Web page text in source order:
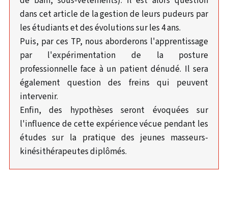
dans cet article de la gestion de leurs pudeurs par
les étudiants et des évolutions sur les 4 ans.
Puis, par ces TP, nous aborderons l'apprentissage
par l'expérimentation de la posture
professionnelle face à un patient dénudé. Il sera
également question des freins qui peuvent
intervenir.
Enfin, des hypothèses seront évoquées sur
l'influence de cette expérience vécue pendant les
études sur la pratique des jeunes masseurs-
kinésithérapeutes diplômés.